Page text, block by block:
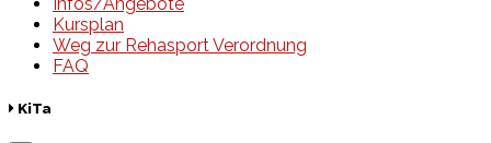
Infos/Angebote
Kursplan
Weg zur Rehasport Verordnung
FAQ
KiTa